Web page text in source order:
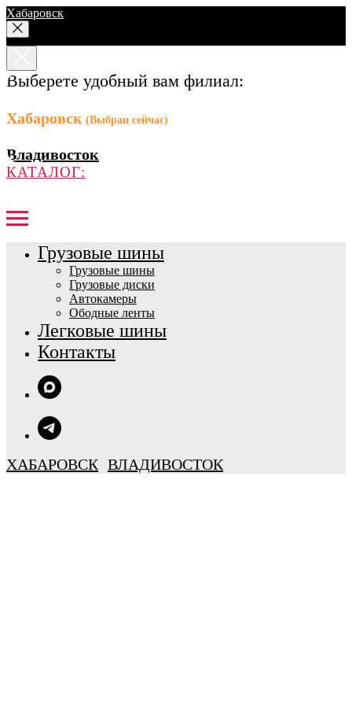
Хабаровск
Выберете удобный вам филиал:
Хабаровск (Выбран сейчас)
Владивосток
КАТАЛОГ:
Грузовые шины
Грузовые шины
Грузовые диски
Автокамеры
Ободные ленты
Легковые шины
Контакты
ХАБАРОВСК ВЛАДИВОСТОК